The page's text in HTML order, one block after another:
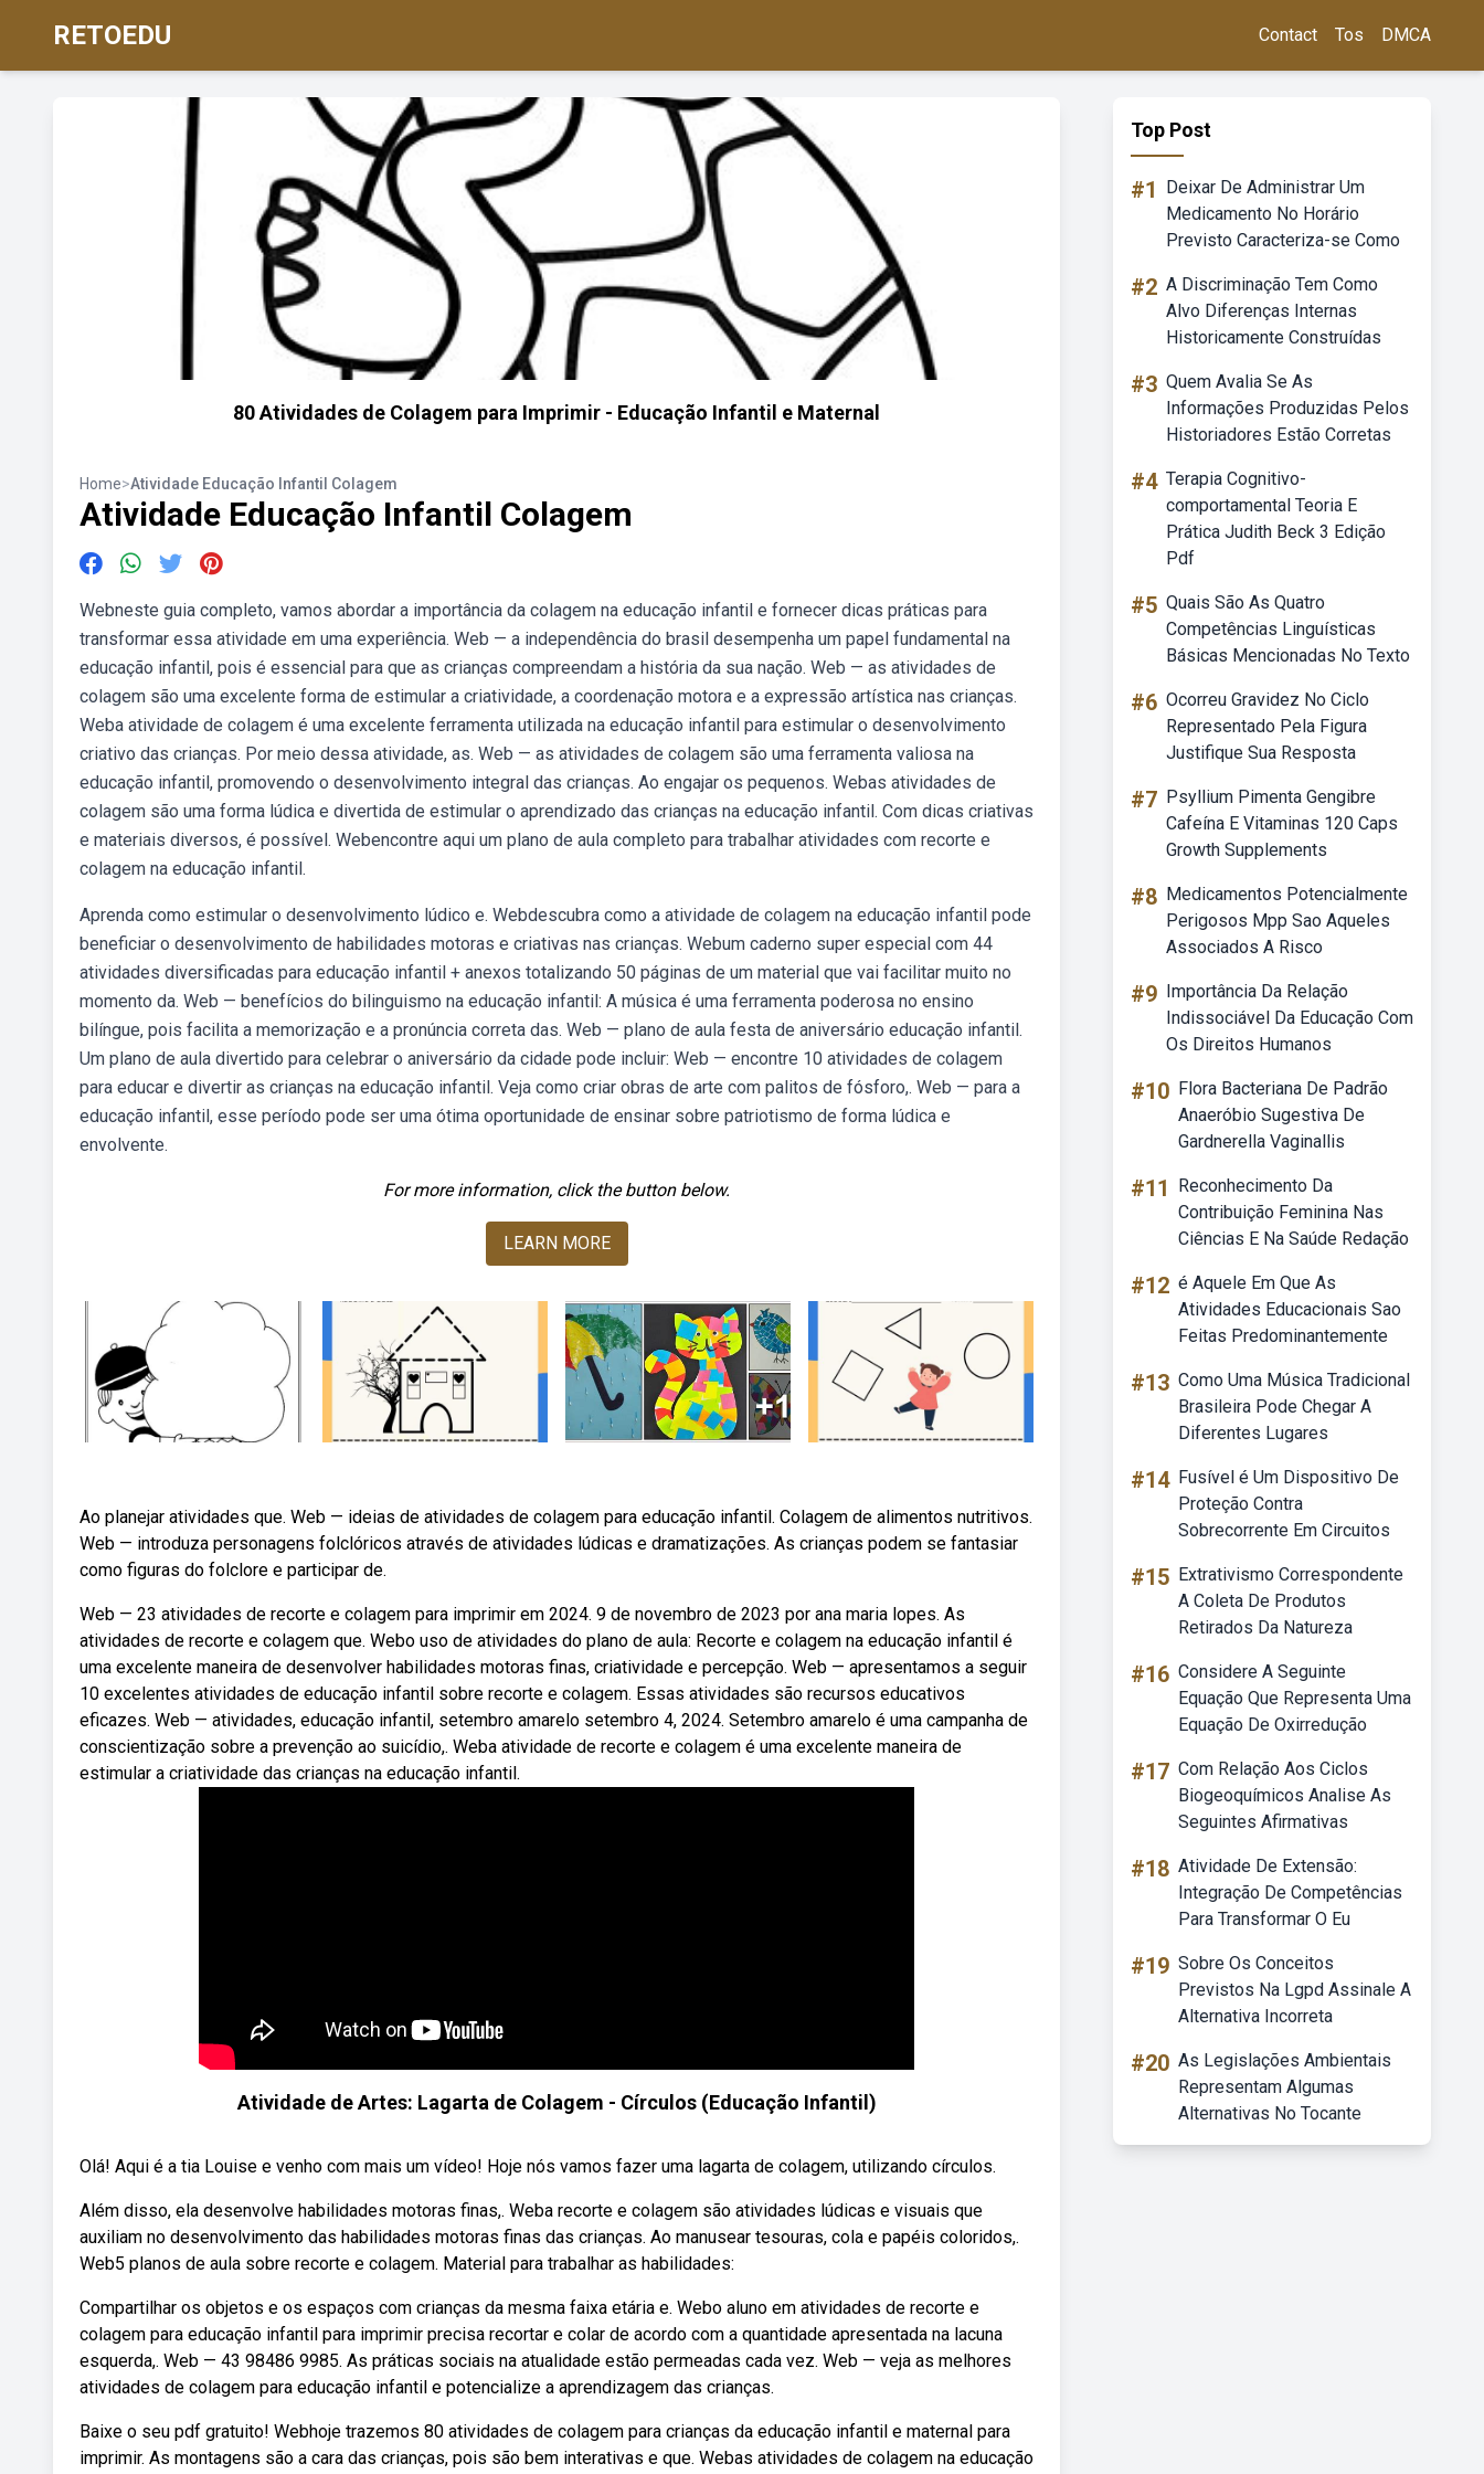
RETOEDU Contact Tos DMCA
80 Atividades de Colagem para Imprimir - Educação Infantil e Maternal
Home>Atividade Educação Infantil Colagem
Atividade Educação Infantil Colagem
Webneste guia completo, vamos abordar a importância da colagem na educação infantil e fornecer dicas práticas para
transformar essa atividade em uma experiência. Web — a independência do brasil desempenha um papel fundamental na
educação infantil, pois é essencial para que as crianças compreendam a história da sua nação. Web — as atividades de
colagem são uma excelente forma de estimular a criatividade, a coordenação motora e a expressão artística nas crianças.
Weba atividade de colagem é uma excelente ferramenta utilizada na educação infantil para estimular o desenvolvimento
criativo das crianças. Por meio dessa atividade, as. Web — as atividades de colagem são uma ferramenta valiosa na
educação infantil, promovendo o desenvolvimento integral das crianças. Ao engajar os pequenos. Webas atividades de
colagem são uma forma lúdica e divertida de estimular o aprendizado das crianças na educação infantil. Com dicas criativas
e materiais diversos, é possível. Webencontre aqui um plano de aula completo para trabalhar atividades com recorte e
colagem na educação infantil.
Aprenda como estimular o desenvolvimento lúdico e. Webdescubra como a atividade de colagem na educação infantil pode
beneficiar o desenvolvimento de habilidades motoras e criativas nas crianças. Webum caderno super especial com 44
atividades diversificadas para educação infantil + anexos totalizando 50 páginas de um material que vai facilitar muito no
momento da. Web — benefícios do bilinguismo na educação infantil: A música é uma ferramenta poderosa no ensino
bilíngue, pois facilita a memorização e a pronúncia correta das. Web — plano de aula festa de aniversário educação infantil.
Um plano de aula divertido para celebrar o aniversário da cidade pode incluir: Web — encontre 10 atividades de colagem
para educar e divertir as crianças na educação infantil. Veja como criar obras de arte com palitos de fósforo,. Web — para a
educação infantil, esse período pode ser uma ótima oportunidade de ensinar sobre patriotismo de forma lúdica e
envolvente.
For more information, click the button below.
LEARN MORE
Ao planejar atividades que. Web — ideias de atividades de colagem para educação infantil. Colagem de alimentos nutritivos.
Web — introduza personagens folclóricos através de atividades lúdicas e dramatizações. As crianças podem se fantasiar
como figuras do folclore e participar de.
Web — 23 atividades de recorte e colagem para imprimir em 2024. 9 de novembro de 2023 por ana maria lopes. As
atividades de recorte e colagem que. Webo uso de atividades do plano de aula: Recorte e colagem na educação infantil é
uma excelente maneira de desenvolver habilidades motoras finas, criatividade e percepção. Web — apresentamos a seguir
10 excelentes atividades de educação infantil sobre recorte e colagem. Essas atividades são recursos educativos
eficazes. Web — atividades, educação infantil, setembro amarelo setembro 4, 2024. Setembro amarelo é uma campanha de
conscientização sobre a prevenção ao suicídio,. Weba atividade de recorte e colagem é uma excelente maneira de
estimular a criatividade das crianças na educação infantil.
Atividade de Artes: Lagarta de Colagem - Círculos (Educação Infantil)
Olá! Aqui é a tia Louise e venho com mais um vídeo! Hoje nós vamos fazer uma lagarta de colagem, utilizando círculos.
Além disso, ela desenvolve habilidades motoras finas,. Weba recorte e colagem são atividades lúdicas e visuais que
auxiliam no desenvolvimento das habilidades motoras finas das crianças. Ao manusear tesouras, cola e papéis coloridos,.
Web5 planos de aula sobre recorte e colagem. Material para trabalhar as habilidades:
Compartilhar os objetos e os espaços com crianças da mesma faixa etária e. Webo aluno em atividades de recorte e
colagem para educação infantil para imprimir precisa recortar e colar de acordo com a quantidade apresentada na lacuna
esquerda,. Web — 43 98486 9985. As práticas sociais na atualidade estão permeadas cada vez. Web — veja as melhores
atividades de colagem para educação infantil e potencialize a aprendizagem das crianças.
Baixe o seu pdf gratuito! Webhoje trazemos 80 atividades de colagem para crianças da educação infantil e maternal para
imprimir. As montagens são a cara das crianças, pois são bem interativas e que. Webas atividades de colagem na educação
Top Post
#1
Deixar De Administrar Um
Medicamento No Horário
Previsto Caracteriza-se Como
#2 A Discriminação Tem Como
Alvo Diferenças Internas
Historicamente Construídas
#3 Quem Avalia Se As
Informações Produzidas Pelos
Historiadores Estão Corretas
#4 Terapia Cognitivo-
comportamental Teoria E
Prática Judith Beck 3 Edição
Pdf
#5 Quais São As Quatro
Competências Linguísticas
Básicas Mencionadas No Texto
#6 Ocorreu Gravidez No Ciclo
Representado Pela Figura
Justifique Sua Resposta
#7 Psyllium Pimenta Gengibre
Cafeína E Vitaminas 120 Caps
Growth Supplements
#8 Medicamentos Potencialmente
Perigosos Mpp Sao Aqueles
Associados A Risco
#9 Importância Da Relação
Indissociável Da Educação Com
Os Direitos Humanos
#10 Flora Bacteriana De Padrão
Anaeróbio Sugestiva De
Gardnerella Vaginallis
#11
Reconhecimento Da
Contribuição Feminina Nas
Ciências E Na Saúde Redação
#12 é Aquele Em Que As
Atividades Educacionais Sao
Feitas Predominantemente
#13 Como Uma Música Tradicional
Brasileira Pode Chegar A
Diferentes Lugares
#14 Fusível é Um Dispositivo De
Proteção Contra
Sobrecorrente Em Circuitos
#15 Extrativismo Correspondente
A Coleta De Produtos
Retirados Da Natureza
#16 Considere A Seguinte
Equação Que Representa Uma
Equação De Oxirredução
#17 Com Relação Aos Ciclos
Biogeoquímicos Analise As
Seguintes Afirmativas
#18 Atividade De Extensão:
Integração De Competências
Para Transformar O Eu
#19 Sobre Os Conceitos
Previstos Na Lgpd Assinale A
Alternativa Incorreta
#20 As Legislações Ambientais
Representam Algumas
Alternativas No Tocante